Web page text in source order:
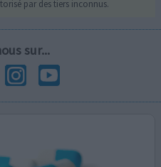
par des tiers inconnus.
sur...